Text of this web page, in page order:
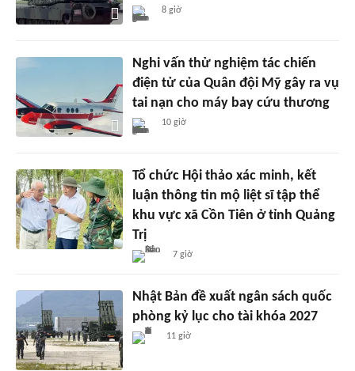
8 giờ
Nghi vấn thử nghiệm tác chiến
điện tử của Quân đội Mỹ gây ra vụ
tai nạn cho máy bay cứu thương
10 giờ
Tổ chức Hội thảo xác minh, kết
luận thông tin mộ liệt sĩ tập thể
khu vực xã Cồn Tiên ở tỉnh Quảng
Trị
7 giờ
Nhật Bản đề xuất ngân sách quốc
phòng kỷ lục cho tài khóa 2027
11 giờ